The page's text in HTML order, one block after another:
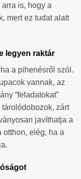
arra is, hogy a
mert ez tudat alatt
legyen raktár
a pihenésről szól.
vannak, az
“feladatokat”
zárt
javíthatja a
otthon, elég, ha a